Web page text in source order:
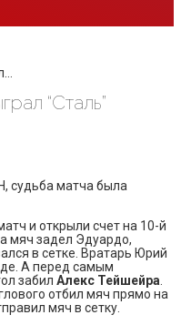
“Сталь”
судьба матча была
и открыли счет на 10-й
мяч задел Эдуардо,
в сетке. Вратарь Юрий
А перед самым
забил Алекс Тейшейра
отбил мяч прямо на
мяч в сетку.